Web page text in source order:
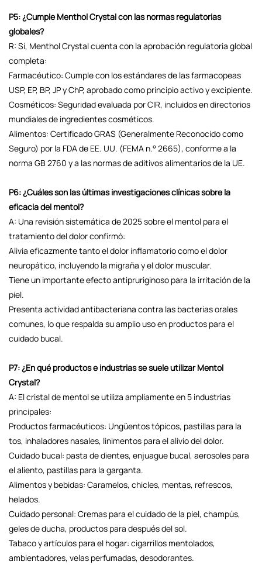
P5: ¿Cumple Menthol Crystal con las normas regulatorias
globales?
R: Sí, Menthol Crystal cuenta con la aprobación regulatoria global
completa:
Farmacéutico: Cumple con los estándares de las farmacopeas
USP, EP, BP, JP y ChP, aprobado como principio activo y excipiente.
Cosméticos: Seguridad evaluada por CIR, incluidos en directorios
mundiales de ingredientes cosméticos.
Alimentos: Certificado GRAS (Generalmente Reconocido como
Seguro) por la FDA de EE. UU. (FEMA n.° 2665), conforme a la
norma GB 2760 y a las normas de aditivos alimentarios de la UE.
P6: ¿Cuáles son las últimas investigaciones clínicas sobre la
eficacia del mentol?
A: Una revisión sistemática de 2025 sobre el mentol para el
tratamiento del dolor confirmó:
Alivia eficazmente tanto el dolor inflamatorio como el dolor
neuropático, incluyendo la migraña y el dolor muscular.
Tiene un importante efecto antipruriginoso para la irritación de la
piel.
Presenta actividad antibacteriana contra las bacterias orales
comunes, lo que respalda su amplio uso en productos para el
cuidado bucal.
P7: ¿En qué productos e industrias se suele utilizar Mentol
Crystal?
A: El cristal de mentol se utiliza ampliamente en 5 industrias
principales:
Productos farmacéuticos: Ungüentos tópicos, pastillas para la
tos, inhaladores nasales, linimentos para el alivio del dolor.
Cuidado bucal: pasta de dientes, enjuague bucal, aerosoles para
el aliento, pastillas para la garganta.
Alimentos y bebidas: Caramelos, chicles, mentas, refrescos,
helados.
Cuidado personal: Cremas para el cuidado de la piel, champús,
geles de ducha, productos para después del sol.
Tabaco y artículos para el hogar: cigarrillos mentolados,
ambientadores, velas perfumadas, desodorantes.